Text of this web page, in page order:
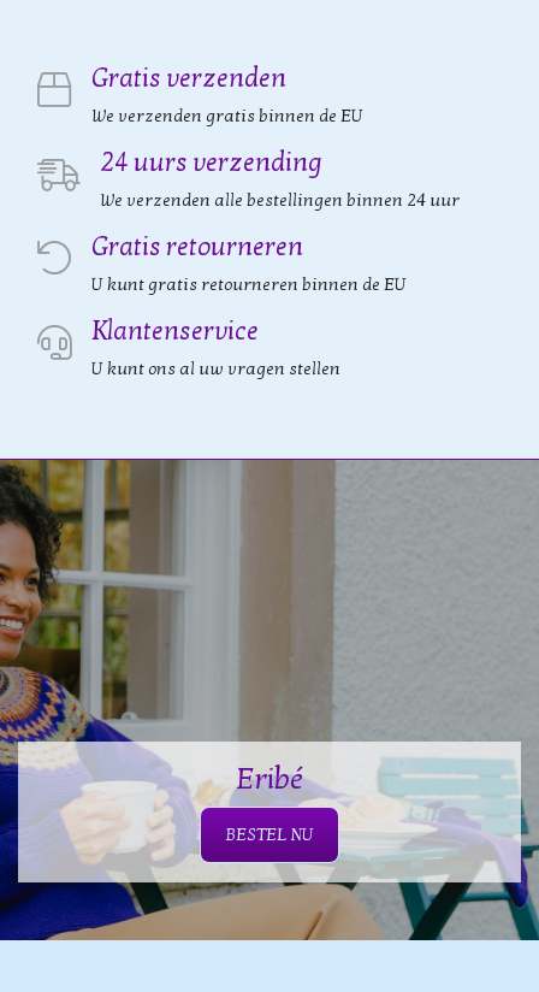
Gratis verzenden
We verzenden gratis binnen de EU
24 uurs verzending
We verzenden alle bestellingen binnen 24 uur
Gratis retourneren
U kunt gratis retourneren binnen de EU
Klantenservice
U kunt ons al uw vragen stellen
Eribé
BESTEL NU